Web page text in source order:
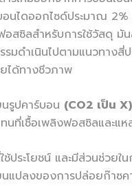
อนไดออกไซด์ประมาณ
อสซิลสำหรับการใช้วัสดุ
รมดำเนินไปตามแนวทาง
ได้ทางชีวภาพ
รูปคาร์บอน (CO2 เป็น X)
ทนที่เชื้อเพลิงฟอสซิลและแ
ช้ประโยชน์ และมีส่วนช่วย
นแปลงของการปล่อยก๊าซ